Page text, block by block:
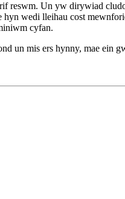
reswm. Un yw dirywiad
wedi lleihau cost
cyfan.
un mis ers hynny, mae ein